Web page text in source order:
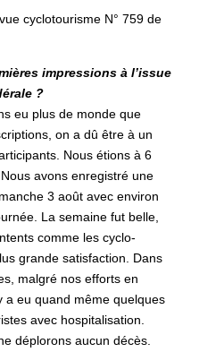
cyclotourisme N° 759 de
impressions à l’issue
?
eu plus de monde que
on a dû être à un
Nous étions à 6
avons enregistré une
3 août avec environ
La semaine fut belle,
comme les cyclo-
grande satisfaction. Dans
malgré nos efforts en
a eu quand même quelques
avec hospitalisation.
déplorons aucun décès.